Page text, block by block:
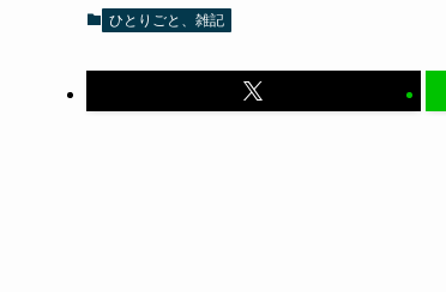
ひとりごと、雑記